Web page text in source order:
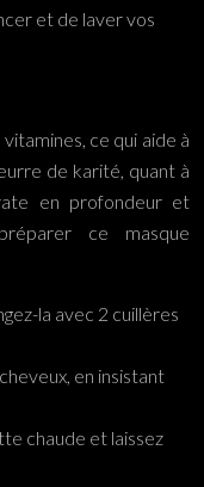
et de laver vos
ce qui aide à
de karité, quant à
en profondeur et
ce masque
la avec 2 cuillères
en insistant
chaude et laissez